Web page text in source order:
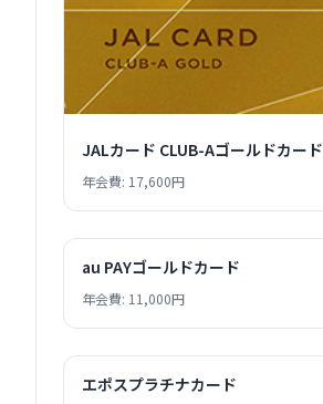
JALカード CLUB-Aゴールドカード
年会費: 17,600円
au PAYゴールドカード
年会費: 11,000円
エポスプラチナカード